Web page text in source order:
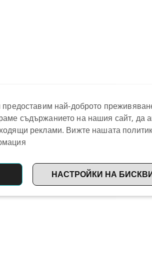
предоставим най-доброто
съдържанието на нашия сайт, да
реклами. Вижте нашата
НАСТРОЙКИ НА